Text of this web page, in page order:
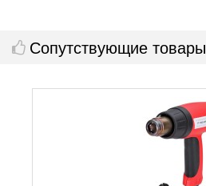
Сопутствующие товары